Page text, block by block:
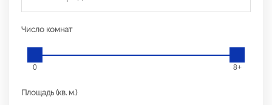
Число комнат
0 8+
Площадь (кв. м.)